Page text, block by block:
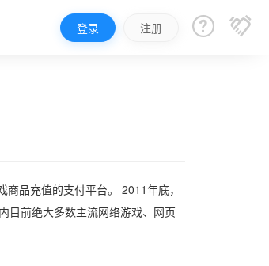
登录 注册  
品充值的支付平台。 2011年底，
目前绝大多数主流网络游戏、网页